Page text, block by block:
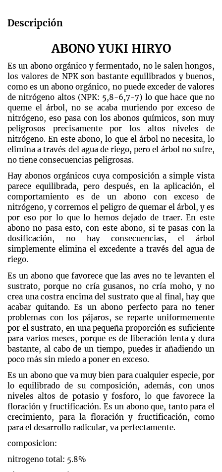
Descripción
ABONO YUKI HIRYO
Es un abono orgánico y fermentado, no le salen hongos,
los valores de NPK son bastante equilibrados y buenos,
como es un abono orgánico, no puede exceder de valores
de nitrógeno altos (NPK: 5,8-6,7-7) lo que hace que no
queme el árbol, no se acaba muriendo por exceso de
nitrógeno, eso pasa con los abonos químicos, son muy
peligrosos precisamente por los altos niveles de
nitrógeno. En este abono, lo que el árbol no necesita, lo
elimina a través del agua de riego, pero el árbol no sufre,
no tiene consecuencias peligrosas.
Hay abonos orgánicos cuya composición a simple vista
parece equilibrada, pero después, en la aplicación, el
comportamiento es de un abono con exceso de
nitrógeno, y corremos el peligro de quemar el árbol, y es
por eso por lo que lo hemos dejado de traer. En este
abono no pasa esto, con este abono, si te pasas con la
dosificación, no hay consecuencias, el árbol
simplemente elimina el excedente a través del agua de
riego.
Es un abono que favorece que las aves no te levanten el
sustrato, porque no cría gusanos, no cría moho, y no
crea una costra encima del sustrato que al final, hay que
acabar quitando. Es un abono perfecto para no tener
problemas con los pájaros, se reparte uniformemente
por el sustrato, en una pequeña proporción es suficiente
para varios meses, porque es de liberación lenta y dura
bastante, al cabo de un tiempo, puedes ir añadiendo un
poco más sin miedo a poner en exceso.
Es un abono que va muy bien para cualquier especie, por
lo equilibrado de su composición, además, con unos
niveles altos de potasio y fosforo, lo que favorece la
floración y fructificación. Es un abono que, tanto para el
crecimiento, para la floración y fructificación, como
para el desarrollo radicular, va perfectamente.
composicion:
nitrogeno total: 5.8%